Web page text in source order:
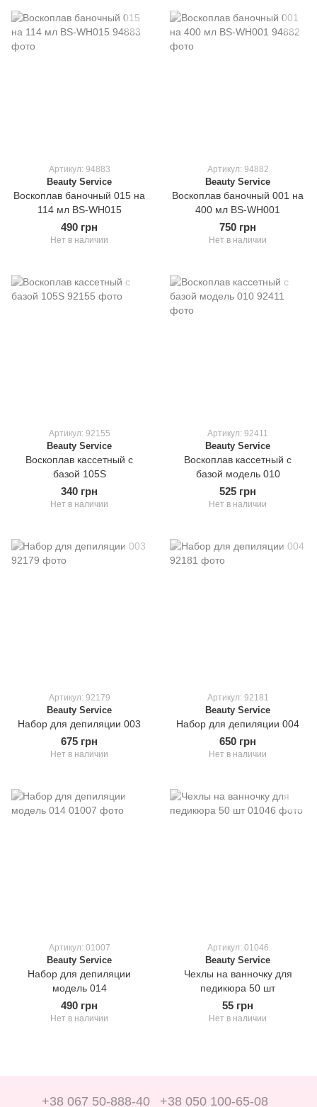
Артикул: 94883
Beauty Service
Воскоплав баночный 015 на
114 мл BS-WH015
490 грн
Нет в наличии
Артикул: 94882
Beauty Service
Воскоплав баночный 001 на
400 мл BS-WH001
750 грн
Нет в наличии
Артикул: 92155
Beauty Service
Воскоплав кассетный с
базой 105S
340 грн
Нет в наличии
Артикул: 92411
Beauty Service
Воскоплав кассетный с
базой модель 010
525 грн
Нет в наличии
Артикул: 92179
Beauty Service
Набор для депиляции 003
675 грн
Нет в наличии
Артикул: 92181
Beauty Service
Набор для депиляции 004
650 грн
Нет в наличии
Артикул: 01007
Beauty Service
Набор для депиляции
модель 014
490 грн
Нет в наличии
Артикул: 01046
Beauty Service
Чехлы на ванночку для
педикюра 50 шт
55 грн
Нет в наличии
+38 067 50-888-40 +38 050 100-65-08